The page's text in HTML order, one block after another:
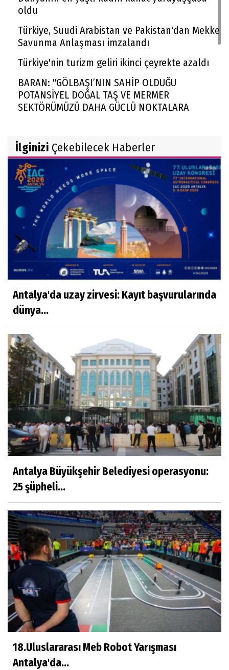
oldu
Türkiye, Suudi Arabistan ve Pakistan'dan Mekke
Savunma Anlaşması imzalandı
Türkiye'nin turizm geliri ikinci çeyrekte azaldı
BARAN: "GÖLBAŞI’NIN SAHİP OLDUĞU
POTANSİYEL DOĞAL TAŞ VE MERMER
SEKTÖRÜMÜZÜ DAHA GÜÇLÜ NOKTALARA
Rekabet Kurumu market zincirinin devrine
'koşullu izin' verdi
FAA yüzlerce Boeing 737 Max uçağında çatlak
incelemesi istedi
Trendyol 1. Lig'de yeni sezon başlıyor
İlginizi Çekebilecek Haberler
Antalya'da uzay zirvesi: Kayıt başvurularında
dünya...
Antalya Büyükşehir Belediyesi operasyonu:
25 şüpheli...
18.Uluslararası Meb Robot Yarışması
Antalya'da...